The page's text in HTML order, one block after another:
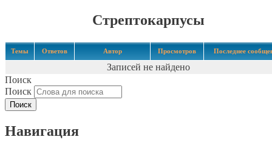
Стрептокарпусы
Темы Ответов Автор Просмотров Последнее
Записей не найдено
Поиск
Поиск
Навигация